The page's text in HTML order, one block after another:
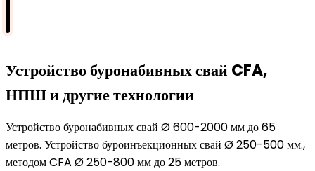
Устройство буронабивных свай CFA,
НПШ и другие технологии
Устройство буронабивных свай Ø 600-2000 мм до 65
метров. Устройство буроинъекционных свай Ø 250-500 мм.,
методом CFA Ø 250-800 мм до 25 метров.